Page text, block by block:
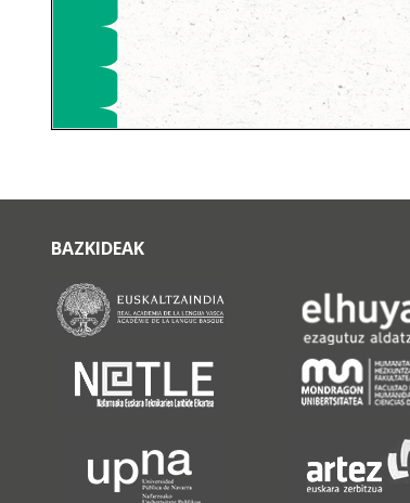
BAZKIDEAK